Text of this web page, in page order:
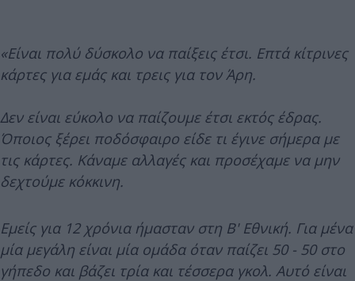
«Είναι πολύ δύσκολο να παίξεις έτσι. Επτά κίτρινες
κάρτες για εμάς και τρεις για τον Άρη.
Δεν είναι εύκολο να παίζουμε έτσι εκτός έδρας.
Όποιος ξέρει ποδόσφαιρο είδε τι έγινε σήμερα με
τις κάρτες. Κάναμε αλλαγές και προσέχαμε να μην
δεχτούμε κόκκινη.
Εμείς για 12 χρόνια ήμασταν στη Β' Εθνική. Για μένα
μία μεγάλη είναι μία ομάδα όταν παίζει 50 - 50 στο
γήπεδο και βάζει τρία και τέσσερα γκολ. Αυτό είναι